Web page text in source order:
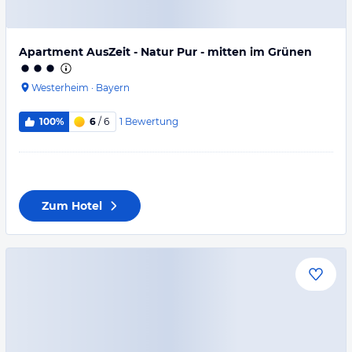
Apartment AusZeit - Natur Pur - mitten im Grünen
Westerheim · Bayern
100% 6 / 6 1 Bewertung
Zum Hotel